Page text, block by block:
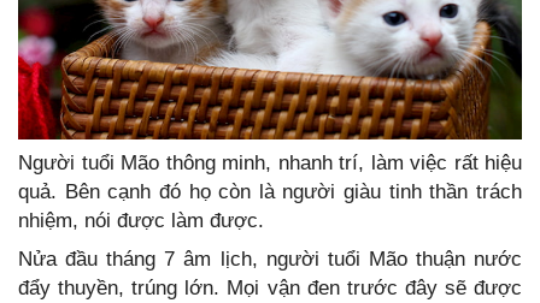
Người tuổi Mão thông minh, nhanh trí, làm việc rất hiệu
quả. Bên cạnh đó họ còn là người giàu tinh thần trách
nhiệm, nói được làm được.
Nửa đầu tháng 7 âm lịch, người tuổi Mão thuận nước
đẩy thuyền, trúng lớn. Mọi vận đen trước đây sẽ được